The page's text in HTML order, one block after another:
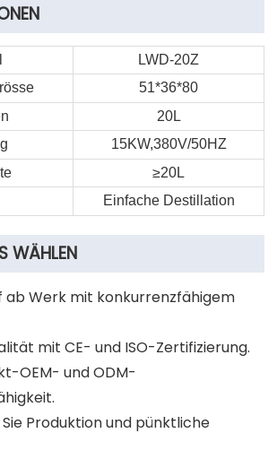
LWD-20Z
51*36*80
20L
15KW,380V/50HZ
≥20L
Einfache Destillation
WÄHLEN
ab Werk mit konkurrenzfähigem
mit CE- und ISO-Zertifizierung.
OEM- und ODM-
Produktion und pünktliche